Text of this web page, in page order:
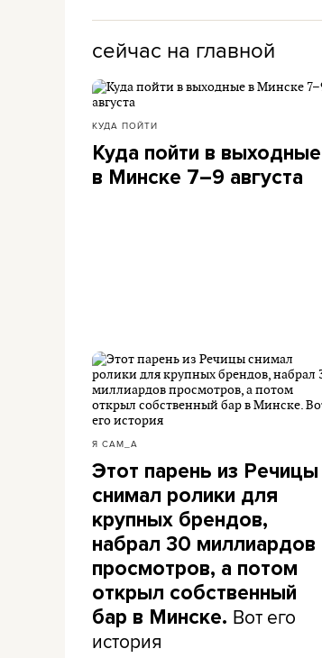
сейчас на главной
КУДА ПОЙТИ
Куда пойти в выходные
в Минске 7–9 августа
Я САМ_А
Этот парень из Речицы
снимал ролики для
крупных брендов,
набрал 30 миллиардов
просмотров, а потом
открыл собственный
бар в Минске. Вот его
история